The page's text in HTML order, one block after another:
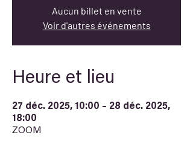
Aucun billet en vente
Voir d'autres événements
Heure et lieu
27 déc. 2025, 10:00 – 28 déc. 2025,
18:00
ZOOM